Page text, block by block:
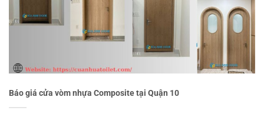
Báo giá cửa vòm nhựa Composite tại Quận 10